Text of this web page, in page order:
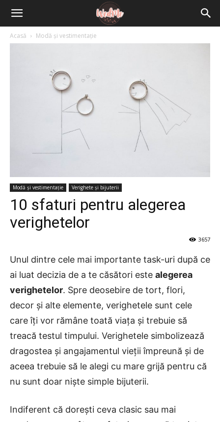
Acasă Modă și vestimentație
Modă și vestimentație Verighete și bijuterii
10 sfaturi pentru alegerea
verighetelor
3657
Unul dintre cele mai importante task-uri după ce
ai luat decizia de a te căsători este alegerea
verighetelor. Spre deosebire de tort, flori,
decor şi alte elemente, verighetele sunt cele
care îţi vor rămâne toată viaţa şi trebuie să
treacă testul timpului. Verighetele simbolizează
dragostea şi angajamentul vieţii împreună şi de
aceea trebuie să le alegi cu mare grijă pentru că
nu sunt doar nişte simple bijuterii.
Indiferent că doreşti ceva clasic sau mai